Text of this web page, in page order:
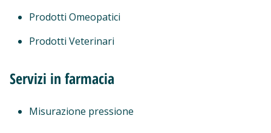
Prodotti Omeopatici
Prodotti Veterinari
Servizi in farmacia
Misurazione pressione